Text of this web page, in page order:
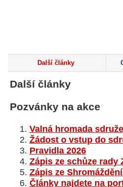
Další články
Další články
Pozvánky na akce
Valná hromada
Žádost o vstup do
Pravidla 2026
Zápis ze schůze rady
Zápis ze
Články najdete na